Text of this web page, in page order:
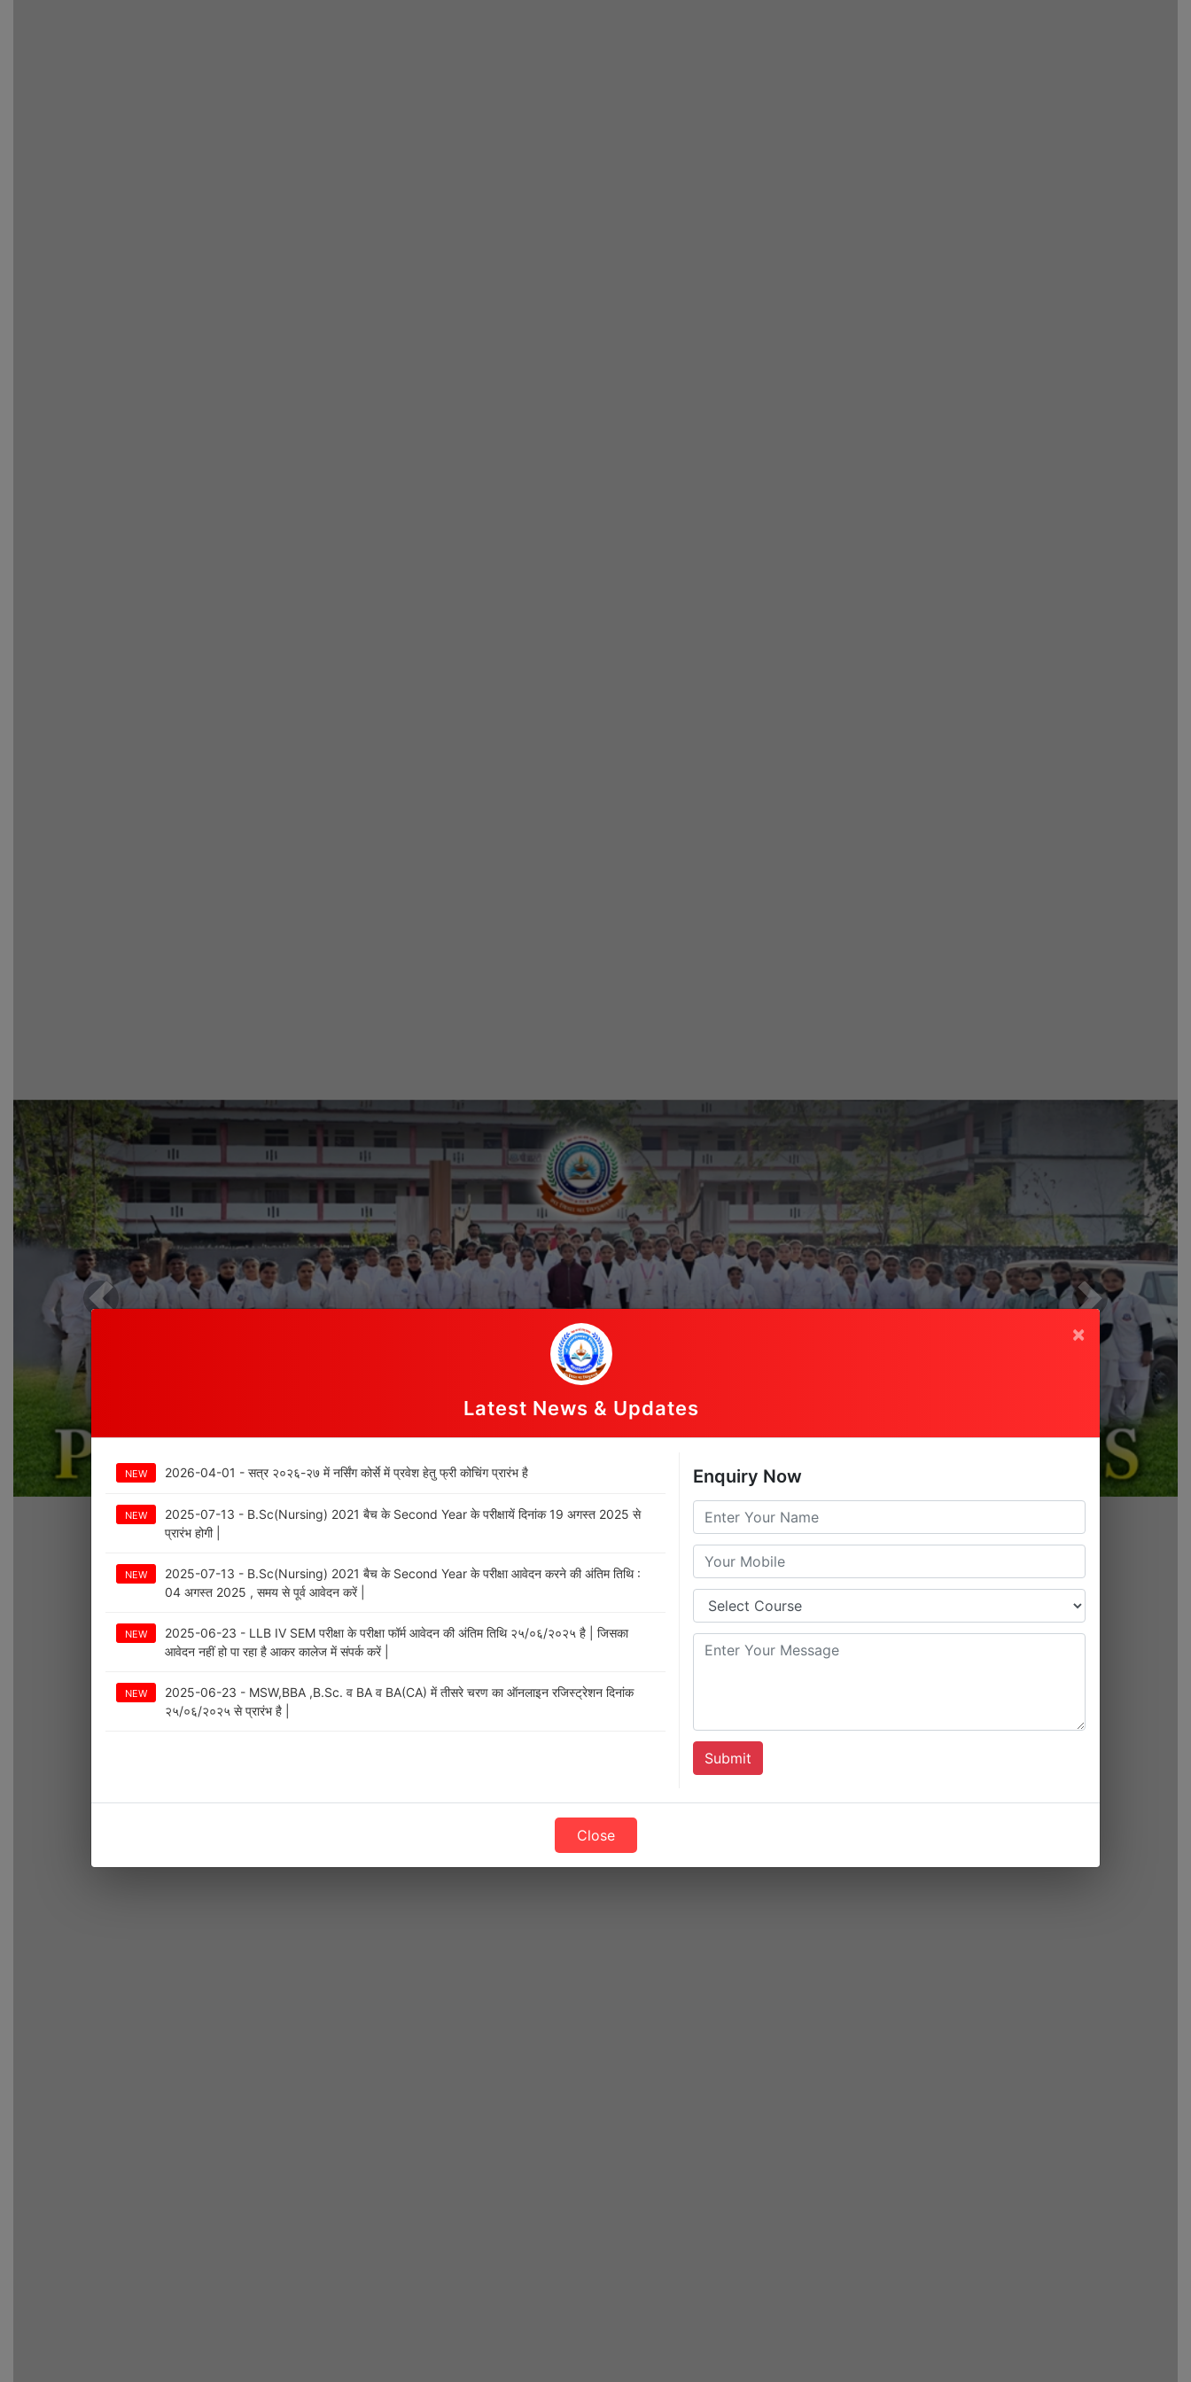
Latest News & Updates
×
NEW 2026-04-01 - सत्र २०२६-२७ में नर्सिंग कोर्से में प्रवेश हेतु फ्री कोचिंग प्रारंभ है
NEW
2025-07-13 - B.Sc(Nursing) 2021 बैच के Second Year के परीक्षायें दिनांक 19 अगस्त 2025 से
प्रारंभ होगी |
NEW
2025-07-13 - B.Sc(Nursing) 2021 बैच के Second Year के परीक्षा आवेदन करने की अंतिम तिथि :
04 अगस्त 2025 , समय से पूर्व आवेदन करें |
NEW
2025-06-23 - LLB IV SEM परीक्षा के परीक्षा फॉर्म आवेदन की अंतिम तिथि २५/०६/२०२५ है | जिसका
आवेदन नहीं हो पा रहा है आकर कालेज में संपर्क करें |
NEW
2025-06-23 - MSW,BBA ,B.Sc. व BA व BA(CA) में तीसरे चरण का ऑनलाइन रजिस्ट्रेशन दिनांक
२५/०६/२०२५ से प्रारंभ है |
Enquiry Now
Submit
Close
Previous Next